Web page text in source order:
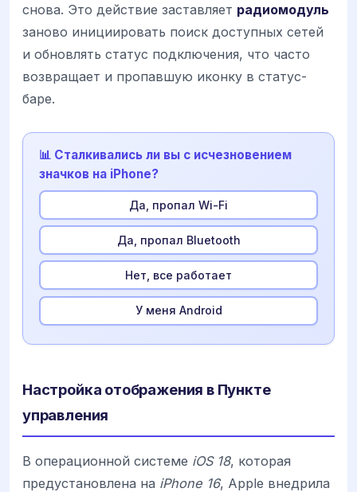
снова. Это действие заставляет радиомодуль
заново инициировать поиск доступных сетей
и обновлять статус подключения, что часто
возвращает и пропавшую иконку в статус-
баре.
📊 Сталкивались ли вы с исчезновением
значков на iPhone?
Да, пропал Wi-Fi
Да, пропал Bluetooth
Нет, все работает
У меня Android
Настройка отображения в Пункте
управления
В операционной системе iOS 18, которая
предустановлена на iPhone 16, Apple внедрила